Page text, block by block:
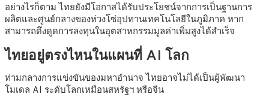
อย่างไรก็ตาม ไทยยังมีโอกาสได้รับประโยชน์จากการเป็นฐานการ
ผลิตและศูนย์กลางของห่วงโซ่อุปทานเทคโนโลยีในภูมิภาค หาก
สามารถดึงดูดการลงทุนในอุตสาหกรรมมูลค่าเพิ่มสูงได้สำเร็จ
ไทยอยู่ตรงไหนในแผนที่ AI โลก
ท่ามกลางการแข่งขันของมหาอำนาจ ไทยอาจไม่ได้เป็นผู้พัฒนา
โมเดล AI ระดับโลกเหมือนสหรัฐฯ หรือจีน